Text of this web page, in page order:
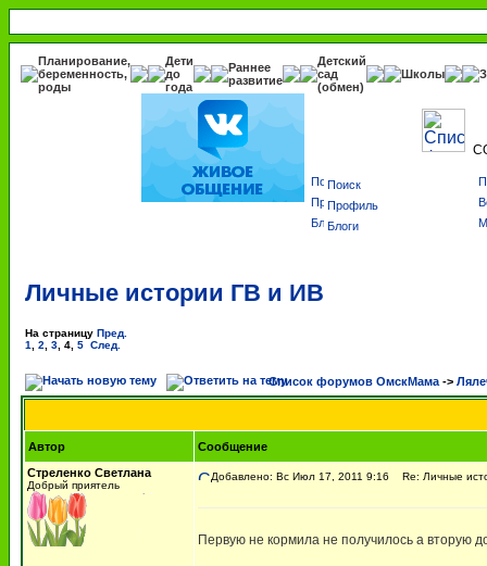
Планирование,
беременность,
роды
Дети
до
года
Раннее
развитие
Детский
сад
(обмен)
Школы
Поиск
Профиль
Блоги
Личные истории ГВ и ИВ
На страницу Пред.
1
2 3 4 5 След.
Список форумов ОмскМама ->
Автор
Сообщение
Стреленко Светлана
Добрый приятель
Добавлено: Вс Июл 17, 2011 9:16 Re: Личные
Первую не кормила не получилось а вторую